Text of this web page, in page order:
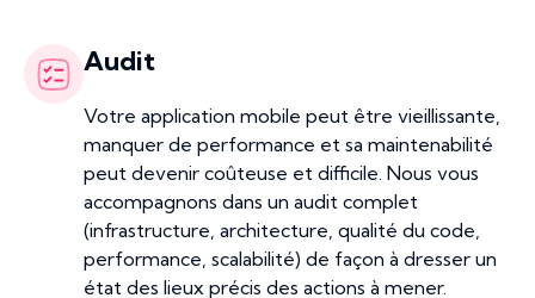
Audit
Votre application mobile peut être vieillissante,
manquer de performance et sa maintenabilité
peut devenir coûteuse et difficile. Nous vous
accompagnons dans un audit complet
(infrastructure, architecture, qualité du code,
performance, scalabilité) de façon à dresser un
état des lieux précis des actions à mener.